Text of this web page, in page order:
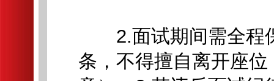
2.面试期间需全程
条，不得擅自离开座